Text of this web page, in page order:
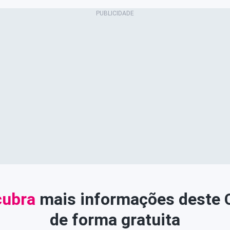
mais informações deste
de forma gratuita